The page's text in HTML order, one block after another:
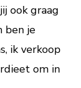
ook graag
ben je
ik verkoop
om in